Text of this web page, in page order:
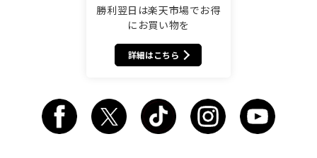
勝利翌日は楽天市場でお得
にお買い物を
詳細はこちら